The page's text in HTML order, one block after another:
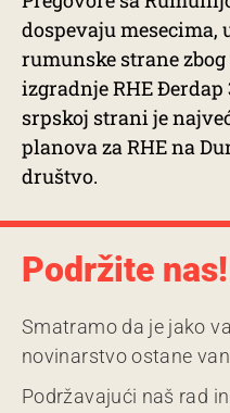
dospevaju
rumunske strane
izgradnje RHE
srpskoj strani je
planova za RHE na
društvo.
Podržite nas!
Smatramo da je jako
novinarstvo ostane
Podržavajući naš rad